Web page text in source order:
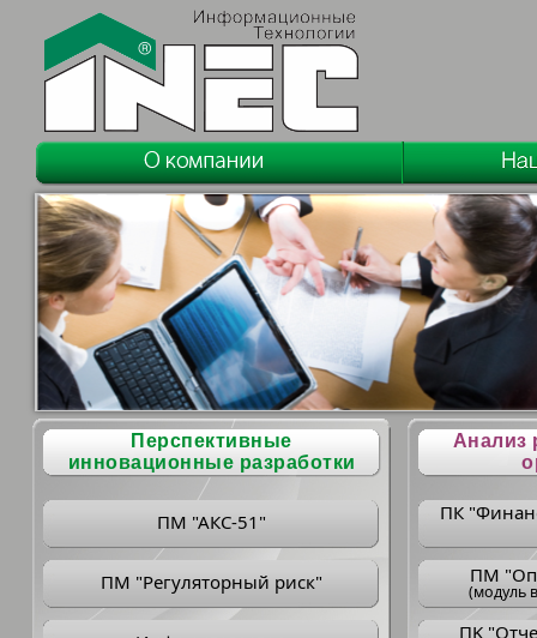
Перспективные
инновационные разработки
ПМ "АКС-51"
ПМ "Регуляторный риск"
Анализ
ПК
ПM
(модуль
ПK